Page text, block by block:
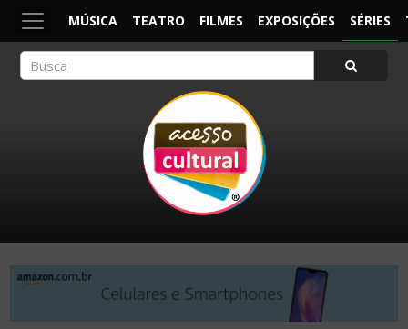
MÚSICA TEATRO FILMES EXPOSIÇÕES SÉRIES